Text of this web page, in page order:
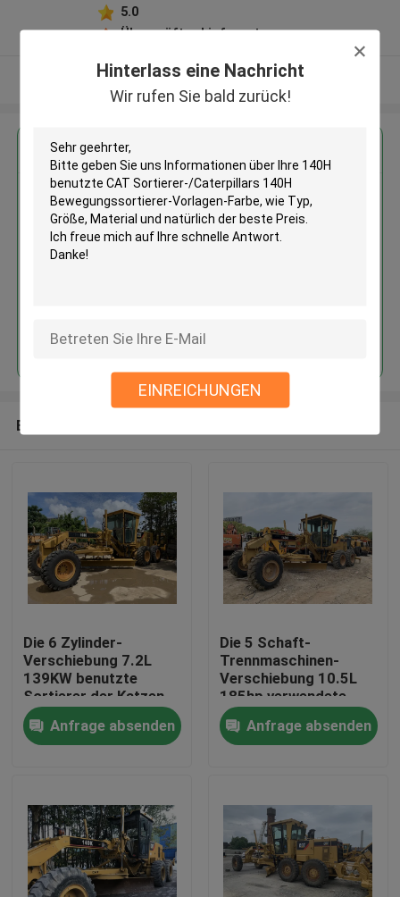
Hinterlass eine Nachricht
Wir rufen Sie bald zurück!
EINREICHUNGEN
Produkte
Über uns
5.0
Überprüfter Lieferant
Sehen Sie mehr an
Erhalten Sie den besten Preis für
140H benutzte CAT
Sortierer-/Caterpillars 140H
Bewegungssortierer-Vorlagen-
Fortsetzen
Empfohlene Produkte
Die 6 Zylinder-
Verschiebung 7.2L
139KW benutzte
Sortierer der Katzen-
160k
Anfrage absenden
Die 5 Schaft-
Trennmaschinen-
Verschiebung 10.5L
185hp verwendete
CAT Grader
Anfrage absenden